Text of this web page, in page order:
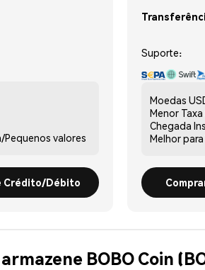
Pequenos valores
Crédito/Débito
Suporte:
Moedas
Menor Taxa
Chegada
Melhor para
BOBO Coin